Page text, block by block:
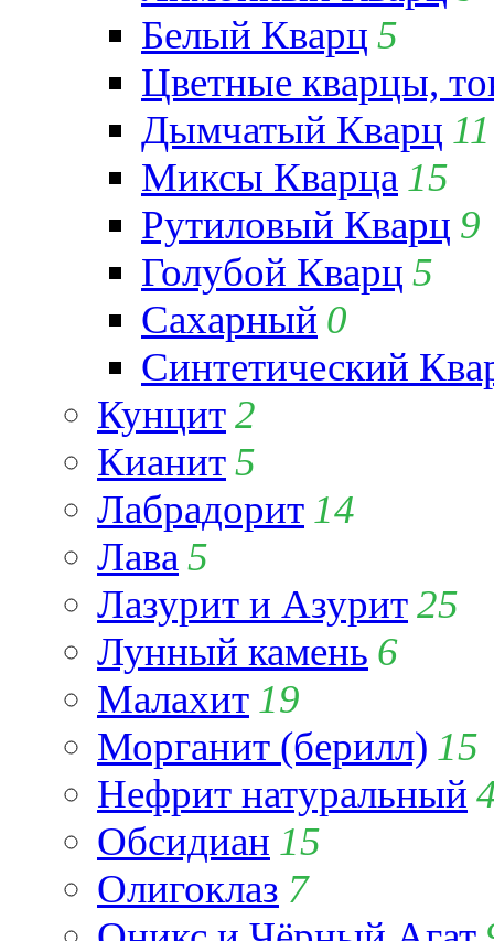
Белый Кварц 5
Цветные кварцы,
Дымчатый Кварц 11
Миксы Кварца 15
Рутиловый Кварц 9
Голубой Кварц 5
Сахарный 0
Синтетический
Кунцит2
Кианит5
Лабрадорит 14
Лава 5
Лазурит и Азурит25
Лунный камень 6
Малахит 19
Морганит (берилл) 15
Нефрит натуральный
Обсидиан 15
Олигоклаз 7